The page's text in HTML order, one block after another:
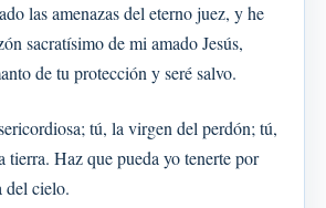
las amenazas del eterno juez, y he
sacratísimo de mi amado Jesús,
de tu protección y seré salvo.
tú, la virgen del perdón; tú,
tierra. Haz que pueda yo tenerte por
del cielo.